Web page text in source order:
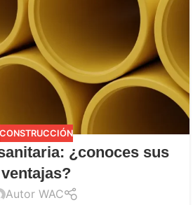
¿conoces sus
ventajas?
Autor WAC